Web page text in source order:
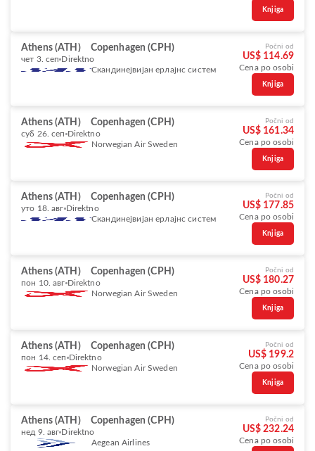
Knjiga
Athens (ATH) Copenhagen (CPH)
чет 3. сеп Direktno
Скандинејвијан ерлајнс систем
Počni od
US$ 114.69
Cena po osobi
Knjiga
Athens (ATH) Copenhagen (CPH)
суб 26. сеп Direktno
Norwegian Air Sweden
Počni od
US$ 161.34
Cena po osobi
Knjiga
Athens (ATH) Copenhagen (CPH)
уто 18. авг Direktno
Скандинејвијан ерлајнс систем
Počni od
US$ 177.85
Cena po osobi
Knjiga
Athens (ATH) Copenhagen (CPH)
пон 10. авг Direktno
Norwegian Air Sweden
Počni od
US$ 180.27
Cena po osobi
Knjiga
Athens (ATH) Copenhagen (CPH)
пон 14. сеп Direktno
Norwegian Air Sweden
Počni od
US$ 199.2
Cena po osobi
Knjiga
Athens (ATH) Copenhagen (CPH)
нед 9. авг Direktno
Aegean Airlines
Počni od
US$ 232.24
Cena po osobi